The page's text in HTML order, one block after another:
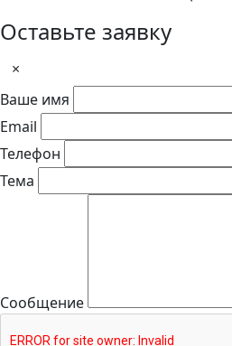
Оставьте заявку
×
Ваше имя
Email
Телефон
Тема
Сообщение